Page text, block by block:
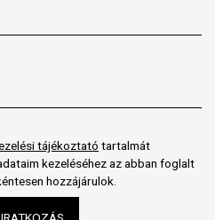
tájékoztató tartalmát
kezeléséhez az abban foglalt
hozzájárulok.